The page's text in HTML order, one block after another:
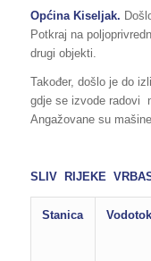
Općina Kiseljak.
Potkraj na
drugi objekti.
Također, došlo je do
gdje se izvode radovi
Angažovane su
SLIV RIJEKE
Stanica Vodotok